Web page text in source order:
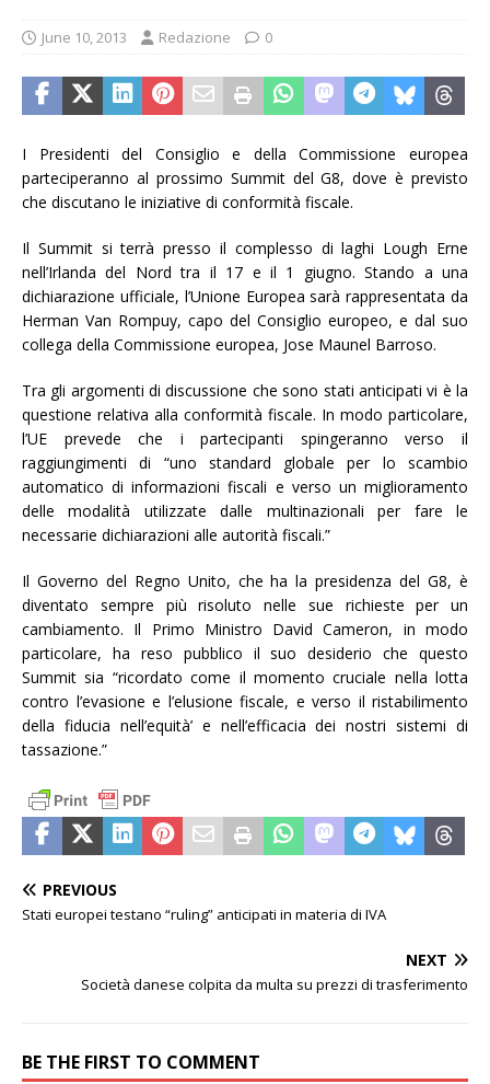
June 10, 2013 Redazione 0
I Presidenti del Consiglio e della Commissione europea
parteciperanno al prossimo Summit del G8, dove è previsto
che discutano le iniziative di conformità fiscale.
Il Summit si terrà presso il complesso di laghi Lough Erne
nell’Irlanda del Nord tra il 17 e il 1 giugno. Stando a una
dichiarazione ufficiale, l’Unione Europea sarà rappresentata da
Herman Van Rompuy, capo del Consiglio europeo, e dal suo
collega della Commissione europea, Jose Maunel Barroso.
Tra gli argomenti di discussione che sono stati anticipati vi è la
questione relativa alla conformità fiscale. In modo particolare,
l’UE prevede che i partecipanti spingeranno verso il
raggiungimenti di “uno standard globale per lo scambio
automatico di informazioni fiscali e verso un miglioramento
delle modalità utilizzate dalle multinazionali per fare le
necessarie dichiarazioni alle autorità fiscali.”
Il Governo del Regno Unito, che ha la presidenza del G8, è
diventato sempre più risoluto nelle sue richieste per un
cambiamento. Il Primo Ministro David Cameron, in modo
particolare, ha reso pubblico il suo desiderio che questo
Summit sia “ricordato come il momento cruciale nella lotta
contro l’evasione e l’elusione fiscale, e verso il ristabilimento
della fiducia nell’equità’ e nell’efficacia dei nostri sistemi di
tassazione.”
PREVIOUS
Stati europei testano “ruling” anticipati in materia di IVA
NEXT
Società danese colpita da multa su prezzi di trasferimento
BE THE FIRST TO COMMENT